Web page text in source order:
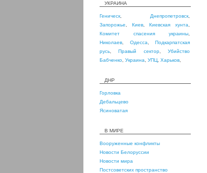
УКРАИНА
Геническ Днепропетровск
Запорожье
Киев,Киевская хунта
Комитет спасения украины
Николаев
Одесса
Подкарпатская
русь ,Правый сектор,Убийство
Бабченко Украина УПЦ Харьков
ДНР
Горловка
Дебальцево
Ясиноватая
В МИРЕ
Вооруженные конфликты
Новости Белоруссии
Новости мира
Постсоветских пространство